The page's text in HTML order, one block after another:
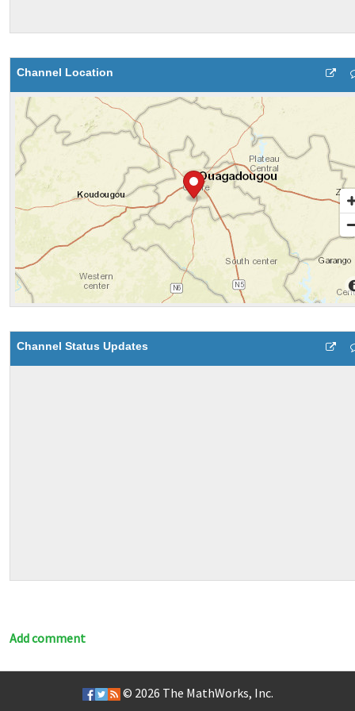
Channel Location
Channel Status Updates
Add comment
© 2026 The MathWorks, Inc.